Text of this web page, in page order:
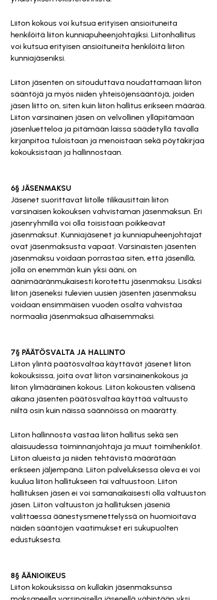
Liiton kokous voi kutsua erityisen ansioituneita
henkilöitä liiton kunniapuheenjohtajiksi. Liitonhallitus
voi kutsua erityisen ansioituneita henkilöitä liiton
kunniajäseniksi.
Liiton jäsenten on sitouduttava noudattamaan liiton
sääntöjä ja myös niiden yhteisöjensääntöjä, joiden
jäsen liitto on, siten kuin liiton hallitus erikseen määrää.
Liiton varsinainen jäsen on velvollinen ylläpitämään
jäsenluetteloa ja pitämään laissa säädetyllä tavalla
kirjanpitoa tuloistaan ja menoistaan sekä pöytäkirjaa
kokouksistaan ja hallinnostaan.
6§ JÄSENMAKSU
Jäsenet suorittavat liitolle tilikausittain liiton
varsinaisen kokouksen vahvistaman jäsenmaksun. Eri
jäsenryhmillä voi olla toisistaan poikkeavat
jäsenmaksut. Kunniajäsenet ja kunniapuheenjohtajat
ovat jäsenmaksusta vapaat. Varsinaisten jäsenten
jäsenmaksu voidaan porrastaa siten, että jäsenillä,
jolla on enemmän kuin yksi ääni, on
äänimääränmukaisesti korotettu jäsenmaksu. Lisäksi
liiton jäseneksi tulevien uusien jäsenten jäsenmaksu
voidaan ensimmäisen vuoden osalta vahvistaa
normaalia jäsenmaksua alhaisemmaksi.
7§ PÄÄTÖSVALTA JA HALLINTO
Liiton ylintä päätösvaltaa käyttävät jäsenet liiton
kokouksissa, joita ovat liiton varsinainenkokous ja
liiton ylimääräinen kokous. Liiton kokousten välisenä
aikana jäsenten päätösvaltaa käyttää valtuusto
niiltä osin kuin näissä säännöissä on määrätty.
Liiton hallinnosta vastaa liiton hallitus sekä sen
alaisuudessa toiminnanjohtaja ja muut toimihenkilöt.
Liiton alueista ja niiden tehtävistä määrätään
erikseen jäljempänä. Liiton palveluksessa oleva ei voi
kuulua liiton hallitukseen tai valtuustoon. Liiton
hallituksen jäsen ei voi samanaikaisesti olla valtuuston
jäsen. Liiton valtuuston ja hallituksen jäseniä
valittaessa äänestysmenettelyssä on huomioitava
näiden sääntöjen vaatimukset eri sukupuolten
edustuksesta.
8§ ÄÄNIOIKEUS
Liiton kokouksissa on kullakin jäsenmaksunsa